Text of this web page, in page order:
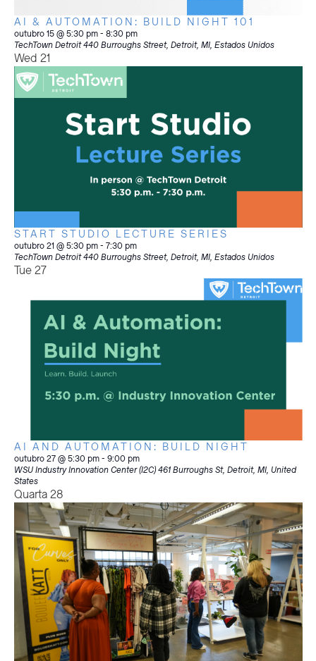
AI & AUTOMATION: BUILD NIGHT 101
outubro 15 @ 5:30 pm- 8:30 pm
TechTown Detroit 440 Burroughs Street, Detroit, MI, Estados Unidos
Wed 21
START STUDIO LECTURE SERIES
outubro 21 @ 5:30 pm- 7:30 pm
TechTown Detroit 440 Burroughs Street, Detroit, MI, Estados Unidos
Tue27
AI AND AUTOMATION: BUILD NIGHT
outubro 27 @ 5:30 pm- 9:00 pm
WSU Industry Innovation Center (I2C)461 Burroughs St, Detroit, MI, United
States
Quarta 28